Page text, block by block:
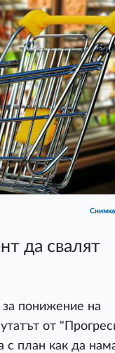
да свалят
за понижение на
от
с план как да